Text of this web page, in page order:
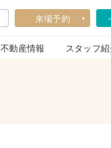
来場予約
不動産情報 スタッフ